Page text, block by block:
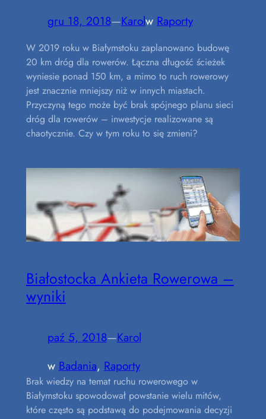
gru 18, 2018—Karolw Raporty
W 2019 roku w Białymstoku zaplanowano budowę
20 km dróg dla rowerów. Łączna długość ścieżek
wyniesie ponad 150 km, a mimo to ruch rowerowy
jest znacznie mniejszy niż w innych miastach.
Przyczyną tego może być brak spójnego planu sieci
dróg dla rowerów – inwestycje realizowane są
chaotycznie. Czy w tym roku to się zmieni?
Białostocka Ankieta Rowerowa –
wyniki
paź 5, 2018—Karol
w Badania, Raporty
Brak wiedzy na temat ruchu rowerowego w
Białymstoku spowodował powstanie wielu mitów,
które często są podstawą do podejmowania decyzji